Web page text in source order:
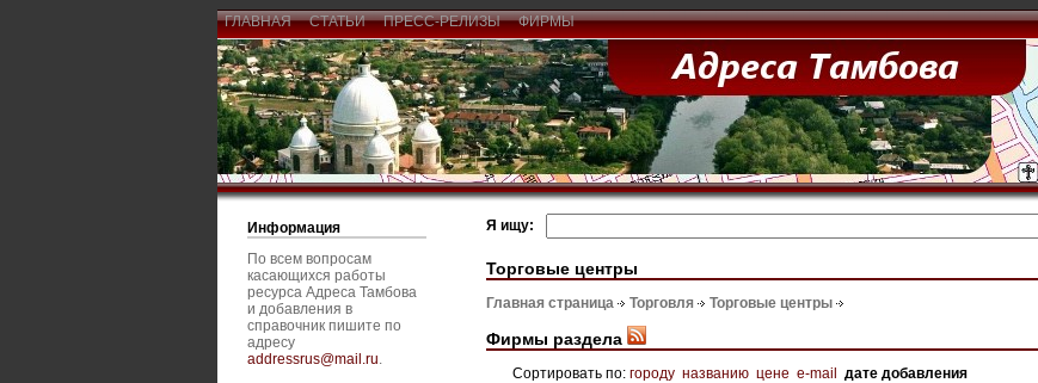
ГЛАВНАЯ СТАТЬИ ПРЕСС-РЕЛИЗЫ ФИРМЫ
Информация
По всем вопросам
касающихся работы
ресурса Адреса Тамбова
и добавления в
справочник пишите по
адресу
addressrus@mail.ru.
Я ищу:
Торговые центры
Главная страница Торговля Торговые центры
Фирмы раздела
Сортировать по: городу названию цене e-mail дате добавления